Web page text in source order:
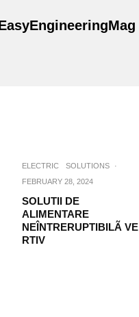
ELECTRIC SOLUTIONS
·
FEBRUARY 28, 2024
SOLUTII DE
ALIMENTARE
NEÎNTRERUPTIBILÃ VE
RTIV